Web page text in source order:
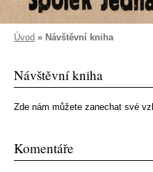
Úvod » Návštěvní kniha
Návštěvní kniha
Zde nám můžete zanechat své
Komentáře